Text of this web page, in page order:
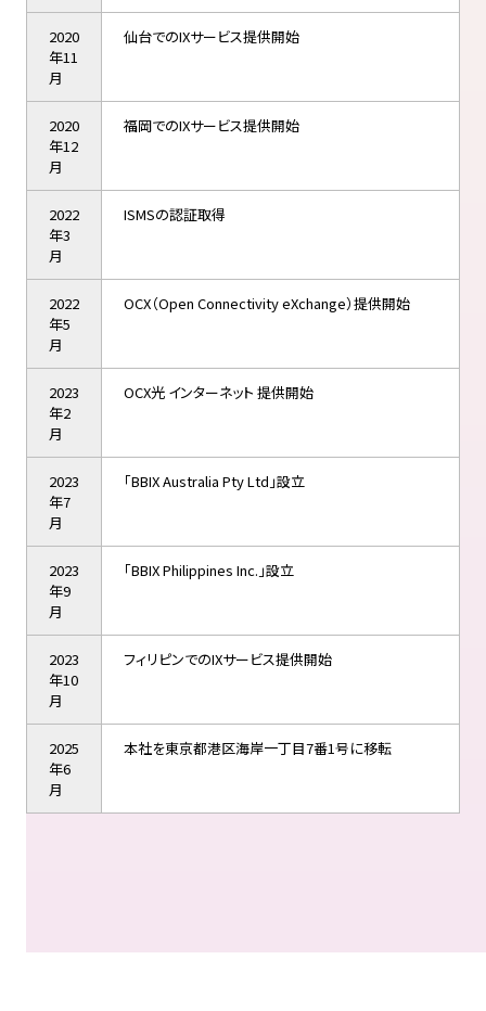
2020
年11
月
仙台でのIXサービス提供開始
2020
年12
月
福岡でのIXサービス提供開始
2022
年3
月
ISMSの認証取得
2022
年5
月
OCX（Open Connectivity eXchange）提供開始
2023
年2
月
OCX光 インターネット 提供開始
2023
年7
月
「BBIX Australia Pty Ltd」設立
2023
年9
月
「BBIX Philippines Inc.」設立
2023
年10
月
フィリピンでのIXサービス提供開始
2025
年6
月
本社を東京都港区海岸一丁目7番1号に移転